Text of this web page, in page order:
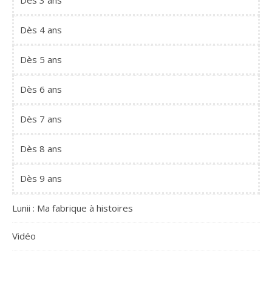
Dès 4 ans
Dès 5 ans
Dès 6 ans
Dès 7 ans
Dès 8 ans
Dès 9 ans
Lunii : Ma fabrique à histoires
Vidéo